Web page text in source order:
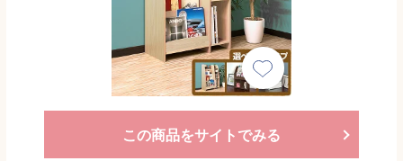
この商品をサイトでみる